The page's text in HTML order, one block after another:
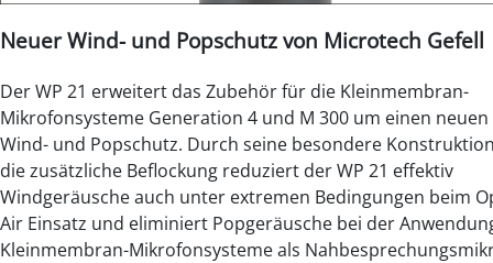
Neuer Wind- und Popschutz von Microtech Gefell
Der WP 21 erweitert das Zubehör für die Kleinmembran-
Mikrofonsysteme Generation 4 und M 300 um einen neuen
Wind- und Popschutz. Durch seine besondere
die zusätzliche Beflockung reduziert der WP 21 effektiv
Windgeräusche auch unter extremen Bedingungen beim
Air Einsatz und eliminiert Popgeräusche bei der
Kleinmembran-Mikrofonsysteme als